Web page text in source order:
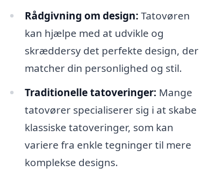
Rådgivning om design: Tatovøren
kan hjælpe med at udvikle og
skræddersy det perfekte design, der
matcher din personlighed og stil.
Traditionelle tatoveringer: Mange
tatovører specialiserer sig i at skabe
klassiske tatoveringer, som kan
variere fra enkle tegninger til mere
komplekse designs.